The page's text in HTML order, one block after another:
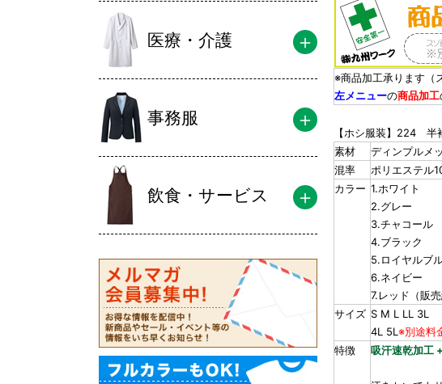
医療・介護
事務服
飲食・サービス
※商品加工承ります（
左メニューの商品加工
【ホシ服装】224 半
素材
ディンプルメ
混率
ポリエステル
カラー 1.ホワイト
2.グレー
3.チャコール
4.ブラック
5.ロイヤルブ
6.ネイビー
7.レッド（販売
サイズ S M L LL 3L
4L 5L ※別途料
特徴
吸汗速乾加工